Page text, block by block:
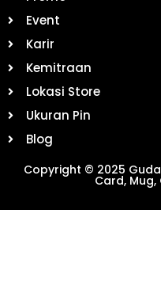
Event
Karir
Kemitraan
Lokasi Store
Ukuran Pin
Blog
Copyright © 2025
Card,